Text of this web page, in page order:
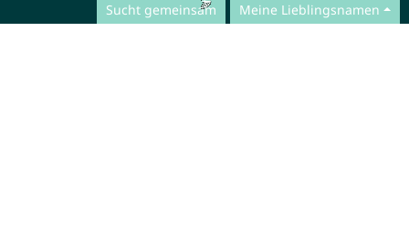
Sucht gemeinsam Meine Lieblingsnamen